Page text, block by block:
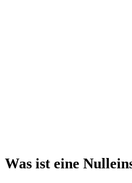
Was ist eine